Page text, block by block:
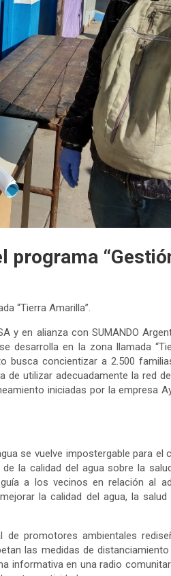
programa
“Tierra Amarilla”.
y en alianza con SUMANDO
desarrolla en la zona llamada
busca concientizar a 2.500
utilizar adecuadamente la red
iniciadas por la empresa
se vuelve impostergable para el
la calidad del agua sobre la
a los vecinos en relación al
la calidad del agua, la
promotores ambientales
las medidas de
informativa en una radio